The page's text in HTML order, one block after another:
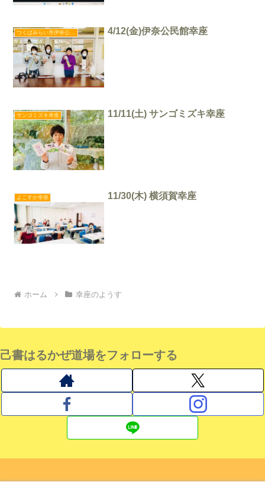
つくばみらい市伊奈公民館幸座 4/12(金)伊奈公民館幸座
サンゴミズキ幸座 11/11(土) サンゴミズキ幸座
よこすか幸座 11/30(木) 横須賀幸座
ホーム 幸座のようす
己書はるかぜ道場をフォローする